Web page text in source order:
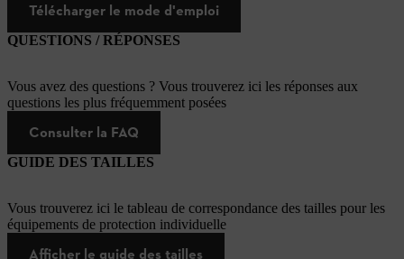
Télécharger le mode d'emploi
QUESTIONS / RÉPONSES
Vous avez des questions ? Vous trouverez ici les réponses aux
questions les plus fréquemment posées
Consulter la FAQ
GUIDE DES TAILLES
Vous trouverez ici le tableau de correspondance des tailles pour les
équipements de protection individuelle
Afficher le guide des tailles